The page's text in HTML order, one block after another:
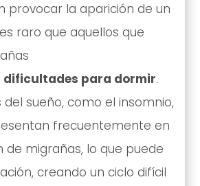
provocar la aparición de un
raro que aquellos que
dificultades para dormir.
sueño, como el insomnio,
frecuentemente en
de migrañas, lo que puede
creando un ciclo difícil